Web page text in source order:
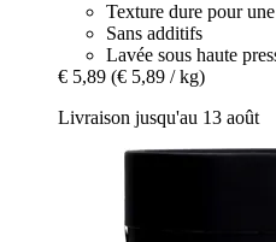
Texture dure pour
Sans additifs
Lavée sous haute
€ 5,89 (€ 5,89 / kg)
Livraison jusqu'au 13 août